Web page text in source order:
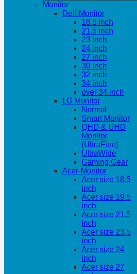
Monitor
Dell-Monitor
18.5 inch
21.5 inch
23 inch
24 inch
27 inch
30 inch
32 inch
34 inch
over 34 inch
LG Monitor
Normal
Smart Monitor
QHD & UHD
Monitor
(UltraFine)
UltraWide
Gaming Gear
Acer-Monitor
Acer size 18.5
inch
Acer size 19.5
inch
Acer size 21.5
inch
Acer size 23.5
inch
Acer size 24
inch
Acer size 27